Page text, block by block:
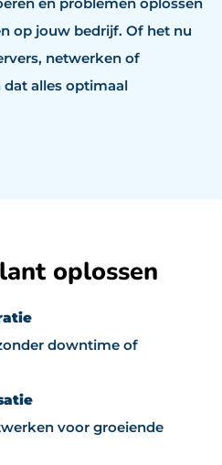
op jouw bedrijf. Of het nu
netwerken of
alles optimaal
oplossen
downtime of
voor groeiende